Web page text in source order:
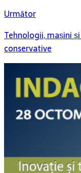
Următor
Tehnologii, mașini
conservative